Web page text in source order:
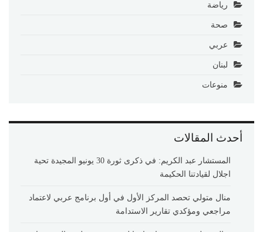
رياضة
صحة
عربي
لبنان
منوعات
أحدث المقالات
المستشار عبد الكريم: في ذكرى ثورة 30 يونيو المجيدة تحية
اجلال لقيادتنا الحكيمة
منال متولي تحصد المركز الأول في أول برنامج عربي لاعتماد
مراجعي ومؤكدي تقارير الاستدامة